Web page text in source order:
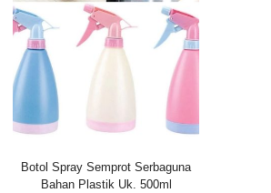
Botol Spray Semprot Serbaguna
Bahan Plastik Uk. 500ml